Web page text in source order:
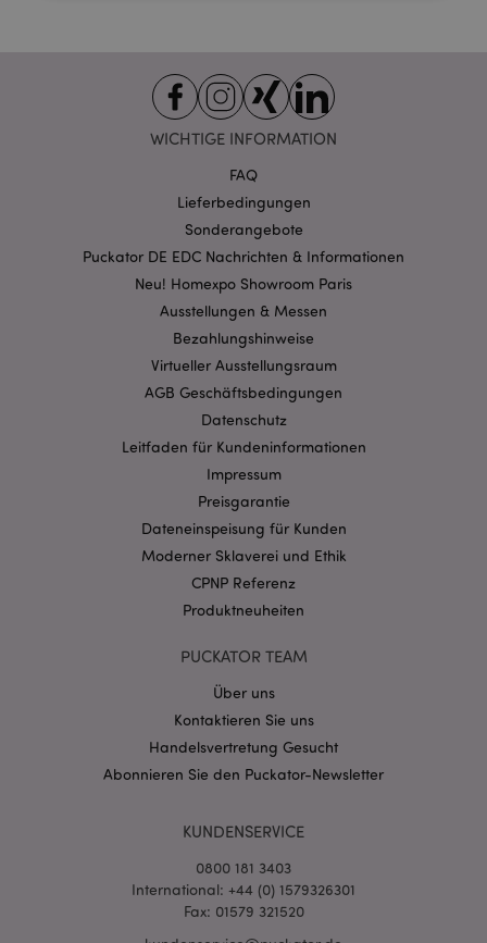
WICHTIGE INFORMATION
FAQ
Lieferbedingungen
Sonderangebote
Puckator DE EDC Nachrichten & Informationen
Neu! Homexpo Showroom Paris
Ausstellungen & Messen
Bezahlungshinweise
Virtueller Ausstellungsraum
AGB Geschäftsbedingungen
Datenschutz
Leitfaden für Kundeninformationen
Impressum
Preisgarantie
Dateneinspeisung für Kunden
Moderner Sklaverei und Ethik
CPNP Referenz
Produktneuheiten
PUCKATOR TEAM
Über uns
Kontaktieren Sie uns
Handelsvertretung Gesucht
Abonnieren Sie den Puckator-Newsletter
KUNDENSERVICE
0800 181 3403
International: +44 (0) 1579326301
Fax: 01579 321520
Streng-notwendige-Cookies ermöglichen
Kernfunktionen der Website wie die
Benutzeranmeldung und die Kontoverwaltung.
Website nicht richtig genutzt werden.
CookieScriptConsent
CookieScript
mage-cache-storage-section-
invalidation
www.puckator.de
PHPSESSID
PHP.net
.www.puckator.de
Datenschutzbestimmungen von Google